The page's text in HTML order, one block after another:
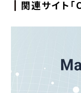
関連サイト